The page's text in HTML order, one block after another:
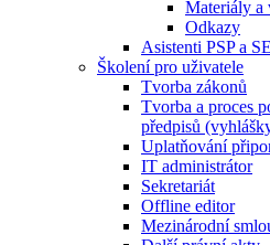
Materiály a
Odkazy
Asistenti PSP a
Školení pro uživatele
Tvorba zákonů
Tvorba a proces
předpisů
Uplatňování
IT administrátor
Sekretariát
Offline editor
Mezinárodní